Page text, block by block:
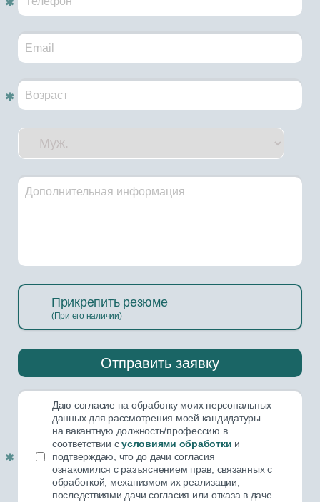
Обязательное поле!
Обязательное поле!
Прикрепить резюме
Даю согласие на обработку моих персональных
данных для рассмотрения моей кандидатуры
на вакантную должность/профессию в
соответствии сусловиями обработки и
подтверждаю, что до дачи согласия
ознакомился с разъяснением прав, связанных с
обработкой, механизмом их реализации,
последствиями дачи согласия или отказа в даче
Обязательное поле!